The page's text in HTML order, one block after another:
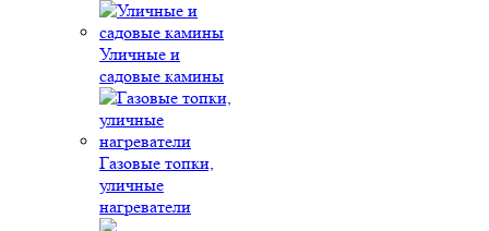
Уличные и
садовые камины
Газовые топки,
уличные
нагреватели